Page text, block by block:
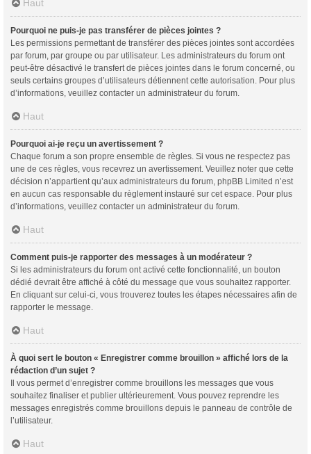
Haut
Pourquoi ne puis-je pas transférer de pièces jointes ?
Les permissions permettant de transférer des pièces jointes sont accordées
par forum, par groupe ou par utilisateur. Les administrateurs du forum ont
peut-être désactivé le transfert de pièces jointes dans le forum concerné, ou
seuls certains groupes d’utilisateurs détiennent cette autorisation. Pour plus
d’informations, veuillez contacter un administrateur du forum.
Haut
Pourquoi ai-je reçu un avertissement ?
Chaque forum a son propre ensemble de règles. Si vous ne respectez pas
une de ces règles, vous recevrez un avertissement. Veuillez noter que cette
décision n’appartient qu’aux administrateurs du forum, phpBB Limited n’est
en aucun cas responsable du règlement instauré sur cet espace. Pour plus
d’informations, veuillez contacter un administrateur du forum.
Haut
Comment puis-je rapporter des messages à un modérateur ?
Si les administrateurs du forum ont activé cette fonctionnalité, un bouton
dédié devrait être affiché à côté du message que vous souhaitez rapporter.
En cliquant sur celui-ci, vous trouverez toutes les étapes nécessaires afin de
rapporter le message.
Haut
À quoi sert le bouton « Enregistrer comme brouillon » affiché lors de la
rédaction d’un sujet ?
Il vous permet d’enregistrer comme brouillons les messages que vous
souhaitez finaliser et publier ultérieurement. Vous pouvez reprendre les
messages enregistrés comme brouillons depuis le panneau de contrôle de
l’utilisateur.
Haut